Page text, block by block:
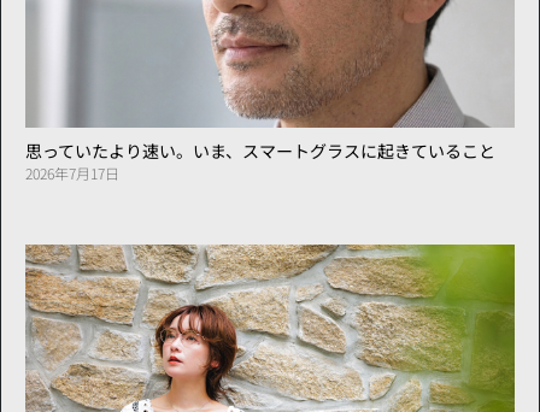
思っていたより速い。いま、スマートグラスに起きていること
2026年7月17日